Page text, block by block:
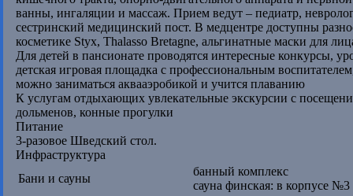
ванны, ингаляции и массаж. Прием ведут – педиатр,
сестринский медицинский пост. В медцентре доступны
косметике Styx, Thalasso Bretagne, альгинатные маски для
Для детей в пансионате проводятся интересные конкурсы,
детская игровая площадка с профессиональным
можно заниматься аквааэробикой и учится плаванию
К услугам отдыхающих увлекательные экскурсии с
дольменов, конные прогулки
Питание
3-разовое Шведский стол.
Инфраструктура
Бани и сауны
банный комплекс
сауна финская: в корпусе №3